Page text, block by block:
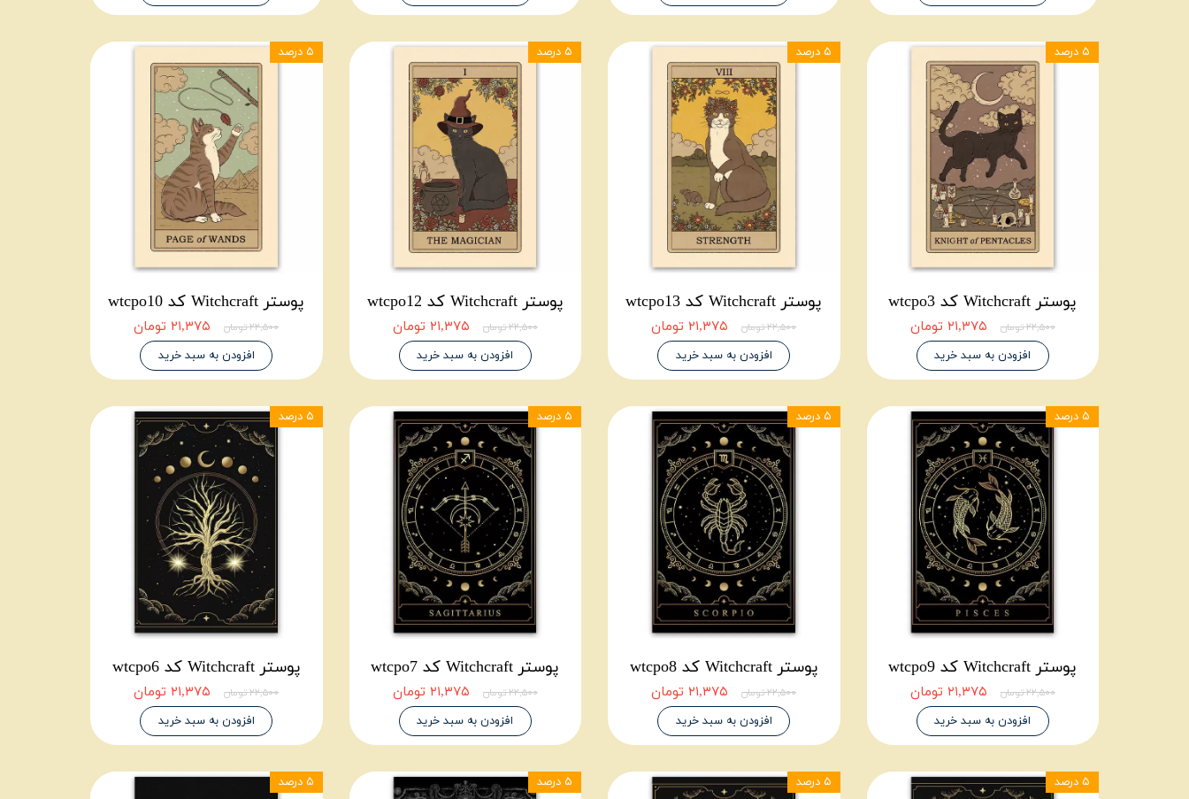
پوستر Witchcraft کد wtcpo3
۲۲,۵۰۰ تومان ۲۱,۳۷۵ تومان
افزودن به سبد خرید
۵ درصد
پوستر Witchcraft کد wtcpo13
۲۲,۵۰۰ تومان ۲۱,۳۷۵ تومان
افزودن به سبد خرید
۵ درصد
پوستر Witchcraft کد wtcpo12
۲۲,۵۰۰ تومان ۲۱,۳۷۵ تومان
افزودن به سبد خرید
۵ درصد
پوستر Witchcraft کد wtcpo10
۲۲,۵۰۰ تومان ۲۱,۳۷۵ تومان
افزودن به سبد خرید
۵ درصد
پوستر Witchcraft کد wtcpo9
۲۲,۵۰۰ تومان ۲۱,۳۷۵ تومان
افزودن به سبد خرید
۵ درصد
پوستر Witchcraft کد wtcpo8
۲۲,۵۰۰ تومان ۲۱,۳۷۵ تومان
افزودن به سبد خرید
۵ درصد
پوستر Witchcraft کد wtcpo7
۲۲,۵۰۰ تومان ۲۱,۳۷۵ تومان
افزودن به سبد خرید
۵ درصد
پوستر Witchcraft کد wtcpo6
۲۲,۵۰۰ تومان ۲۱,۳۷۵ تومان
افزودن به سبد خرید
۵ درصد
۵ درصد ۵ درصد ۵ درصد ۵ درصد